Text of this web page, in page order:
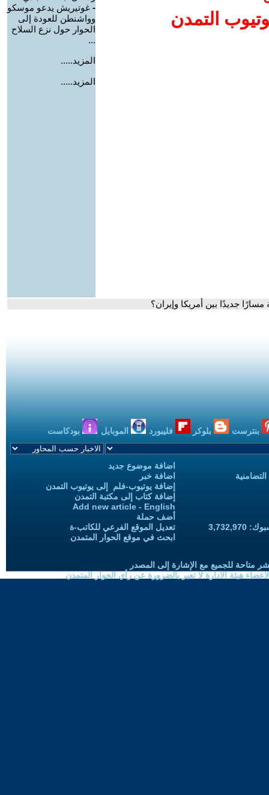
التمدن
- غوتيريش يدعو موسكو
وواشنطن للعودة إلى
الحوار حول نزع السلاح
...
المزيد.....
المزيد.....
جديدًا بين أمريكا وإيران؟
بنترست بلوكر فليبورد الموبايل بودكاست
اضافة موضوع جديد
اضافة خبر
إضافة يوتيوب-فلم إلى يوتيوب التمدن
إضافة كتاب إلى مكتبة التمدن
Add new article - English
أضف حملة
تعديل الموقع الفرعي للكاتب-ة
ابحث في موقع الحوار المتمدن
متاحة للجميع مع الإشارة إلى المصدر
هيئة الادارة لا تعبر بالضرورة عن رأي الحوار المتمدن